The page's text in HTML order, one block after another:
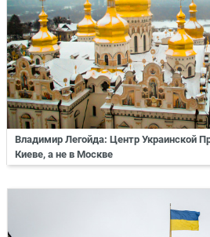
Владимир Легойда: Центр Украинской
Киеве, а не в Москве